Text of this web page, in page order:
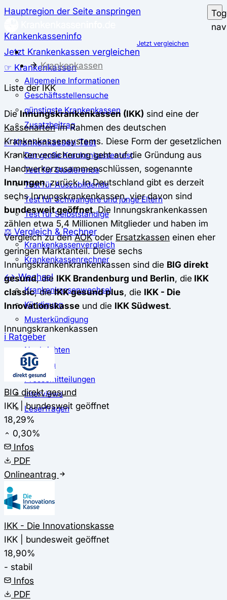
Hauptregion der Seite anspringen
Krankenkasseninfo
Jetzt Krankenkassen vergleichen
☞ Krankenkassen
Allgemeine Informationen
Geschäftsstellensuche
günstigste Krankenkassen
Zusatzbeitrag
✅ Krankenkassen Test
Der große Krankenkassentest
Test für Studierende
Test für Auszubildende
Test für Schwangere und junge Eltern
Test für Selbstständige
⚖️ Vergleich & Rechner
Krankenkassenvergleich
Krankenkassenrechner
↔ Wechsel
Krankenkassenwechsel
Kündigung
Musterkündigung
ℹ Ratgeber
Nachrichten
Magazin
Pressemitteilungen
Interviews
Leserfragen
Jetzt vergleichen
Krankenkassen
Liste der IKK
DieInnungskrankenkassen (IKK) sind eine der
Kassenartenim Rahmen des deutschen
Krankenkassensystems. Diese Form der gesetzlichen
Krankenversicherung geht auf die Gründung aus
Handwerkerzusammenschlüssen, sogenannte
Innungen, zurück. In Deutschland gibt es derzeit
sechs Innungskrankenkassen, vier davon sind
bundesweit geöffnet. Die Innungskrankenkassen
zählen etwa 5,4 Millionen Mitglieder und haben im
Vergleich zu denAOKoder Ersatzkassen einen eher
geringen Marktanteil. Diese sechs
Innungskrankenkrankenkassen sind die BIG direkt
gesund, die IKK Brandenburg und Berlin, die IKK
classic, dieIKK gesund plus, die IKK - Die
Innovationskasse und die IKK Südwest.
Innungskrankenkassen
BIG direkt gesund
IKK | bundesweit geöffnet
18,29%
0,30%
Infos
PDF
Onlineantrag
IKK - Die Innovationskasse
IKK | bundesweit geöffnet
18,90%
- stabil
Infos
PDF